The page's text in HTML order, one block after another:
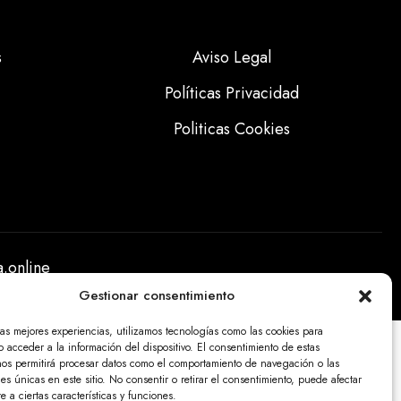
Gestionar consentimiento
mejores experiencias, utilizamos tecnologías como las cookies para
acceder a la información del dispositivo. El consentimiento de estas
permitirá procesar datos como el comportamiento de navegación o las
únicas en este sitio. No consentir o retirar el consentimiento, puede afectar
a ciertas características y funciones.
Aviso Legal
Políticas Privacidad
Politicas Cookies